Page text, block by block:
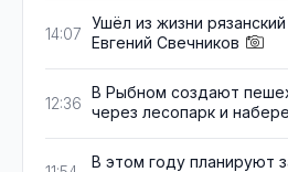
14:07
Ушёл из жизни
Евгений Свечников
12:36
В Рыбном создают
через лесопарк и
В этом году планируют